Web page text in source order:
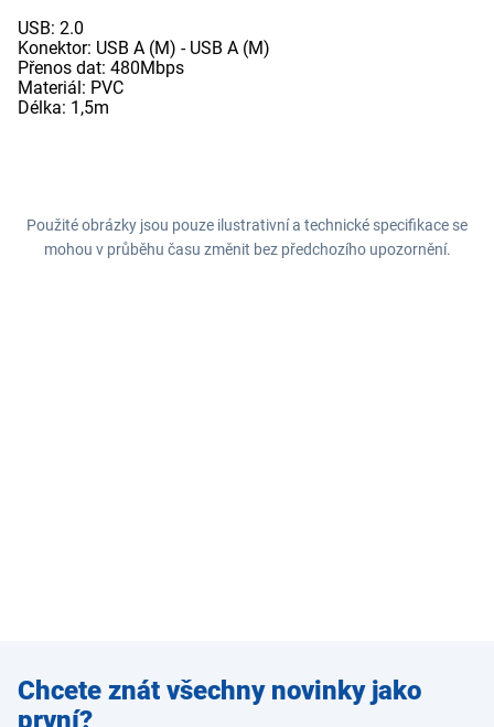
USB: 2.0
Konektor: USB A (M) - USB A (M)
Přenos dat: 480Mbps
Materiál: PVC
Délka: 1,5m
Použité obrázky jsou pouze ilustrativní a technické specifikace se
mohou v průběhu času změnit bez předchozího upozornění.
Zadejte
e-mail
Chcete znát všechny novinky jako
první?